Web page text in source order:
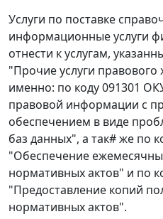
Услуги по поставке
информационные услуги
отнести к услугам,
"Прочие услуги
именно: по коду 091301
правовой информации с
обеспечением в виде
баз данных", а так# же по
"Обеспечение
нормативных актов" и по
"Предоставление копий
нормативных актов".